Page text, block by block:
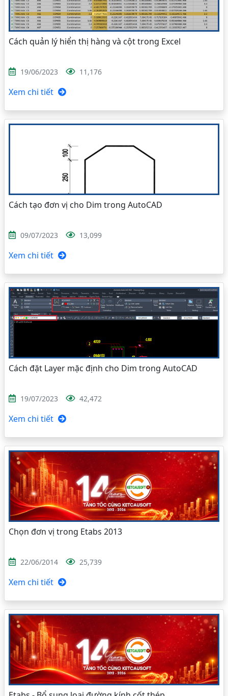
Cách quản lý hiển thị hàng và cột trong Excel
19/06/2023 11,176
Xem chi tiết
Cách tạo đơn vị cho Dim trong AutoCAD
09/07/2023 13,099
Xem chi tiết
Cách đặt Layer mặc định cho Dim trong AutoCAD
19/07/2023 42,472
Xem chi tiết
Chọn đơn vị trong Etabs 2013
22/06/2014 25,739
Xem chi tiết